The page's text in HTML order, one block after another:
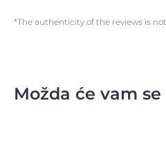
*The authenticity of the reviews is
Možda će vam